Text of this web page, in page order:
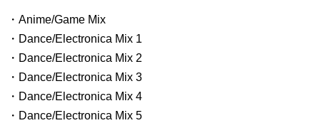
・Anime/Game Mix
・Dance/Electronica Mix 1
・Dance/Electronica Mix 2
・Dance/Electronica Mix 3
・Dance/Electronica Mix 4
・Dance/Electronica Mix 5